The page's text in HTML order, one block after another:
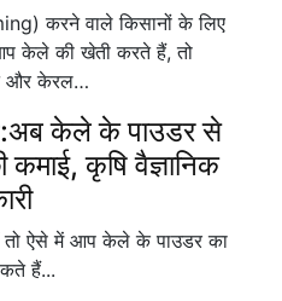
करने वाले किसानों के लिए
केले की खेती करते हैं, तो
और केरल…
केले के पाउडर से
कमाई, कृषि वैज्ञानिक
ऐसे में आप केले के पाउडर का
हैं...